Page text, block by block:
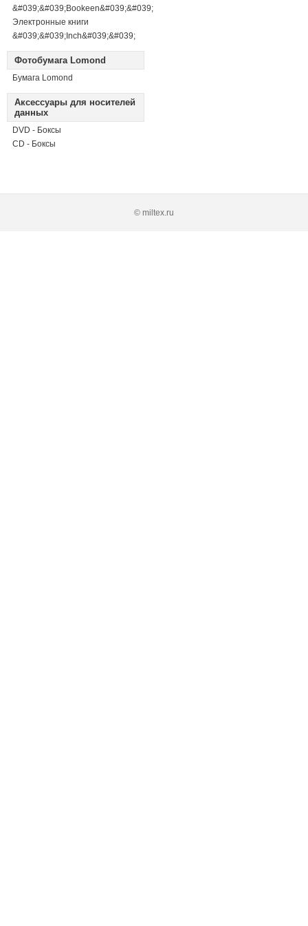
&#039;&#039;Bookeen&#039;&#039;
Электронные книги
&#039;&#039;Inch&#039;&#039;
Фотобумага Lomond
Бумага Lomond
Аксессуары для носителей
данных
DVD - Боксы
CD - Боксы
© miltex.ru